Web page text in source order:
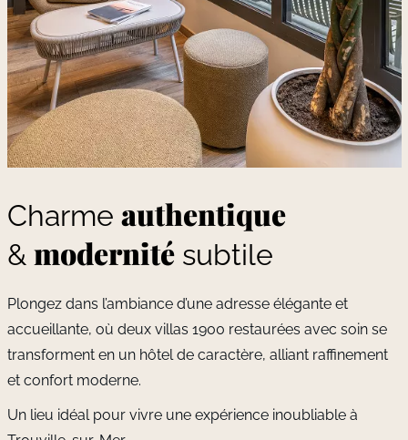
Charme authentique
& modernitésubtile
Plongez dans l’ambiance d’une adresse élégante et
accueillante, où deux villas 1900 restaurées avec soin se
transforment en un hôtel de caractère, alliant raffinement
et confort moderne.
Un lieu idéal pour vivre une expérience inoubliable à